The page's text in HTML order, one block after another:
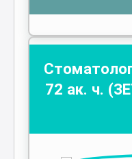
72 ак. ч.